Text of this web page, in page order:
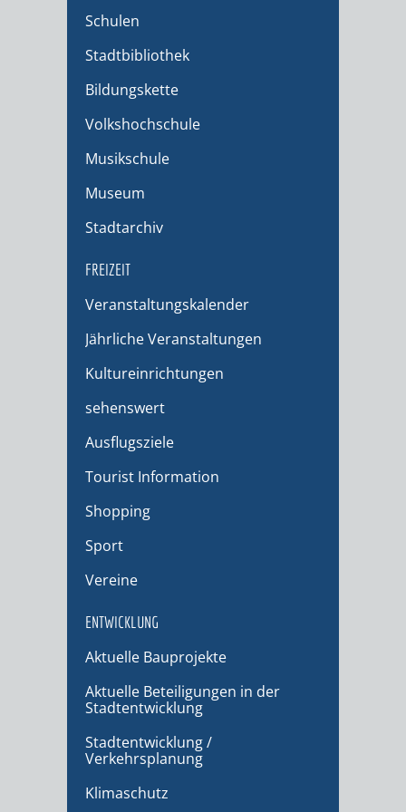
Schulen
Stadtbibliothek
Bildungskette
Volkshochschule
Musikschule
Museum
Stadtarchiv
FREIZEIT
Veranstaltungskalender
Jährliche Veranstaltungen
Kultureinrichtungen
sehenswert
Ausflugsziele
Tourist Information
Shopping
Sport
Vereine
ENTWICKLUNG
Aktuelle Bauprojekte
Aktuelle Beteiligungen in der
Stadtentwicklung
Stadtentwicklung /
Verkehrsplanung
Klimaschutz